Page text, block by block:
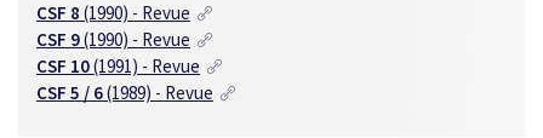
CSF 8 (1990) - Revue
CSF 9(1990) - Revue
CSF 10(1991) - Revue
CSF 5 / 6(1989) - Revue